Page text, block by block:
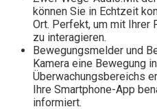
können Sie in Echtzeit
Ort. Perfekt, um mit Ihrer
zu interagieren.
Bewegungsmelder und
Kamera eine Bewegung
Überwachungsbereichs
Ihre Smartphone-App
informiert.